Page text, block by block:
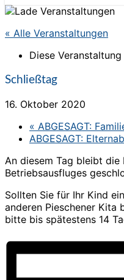
« Alle Veranstaltungen
Diese
Schließtag
16. Oktober 2020
« ABGESAGT:
ABGESAGT:
An diesem Tag bleibt die
Betriebsausfluges
Sollten Sie für Ihr Kind
anderen Pieschener Kita
bitte bis spätestens 14